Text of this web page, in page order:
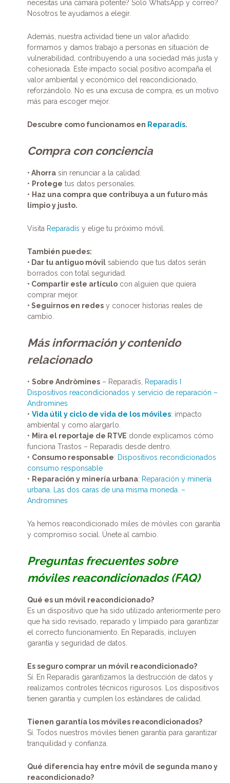
necesitas una cámara potente? Solo WhatsApp y correo?
Nosotros te ayudamos a elegir.
Además, nuestra actividad tiene un valor añadido:
formamos y damos trabajo a personas en situación de
vulnerabilidad, contribuyendo a una sociedad más justa y
cohesionada. Este impacto social positivo acompaña el
valor ambiental y económico del reacondicionado,
reforzándolo. No es una excusa de compra, es un motivo
más para escoger mejor.
Descubre como funcionamos en Reparadís.
Compra con conciencia
• Ahorrasin renunciar a la calidad.
• Protege tus datos personales.
• Haz una compra que contribuya a un futuro más
limpio y justo.
Visita Reparadís y elige tu próximo móvil.
También puedes:
• Dar tu antiguo móvilsabiendo que tus datos serán
borrados con total seguridad.
• Compartir este artículocon alguien que quiera
comprar mejor.
• Seguirnos en redesy conocer historias reales de
cambio.
Más información y contenido
relacionado
• Sobre Andròmines– Reparadís,
Reparadís I
Dispositivos reacondicionados y servicio de reparación –
Andromines
• Vida útil y ciclo de vida de los móviles: impacto
ambiental y como alargarlo.
• Mira el reportaje de RTVE donde explicamos cómo
funciona Trastos – Reparadís desde dentro.
• Consumo responsable: Dispositivos recondicionados
consumo responsable
• Reparación y minería urbana: Reparación y minería
urbana. Las dos caras de una misma moneda. –
Andromines
Ya hemos reacondicionado miles de móviles con garantía
y compromiso social. Únete al cambio.
Preguntas frecuentes sobre
móviles reacondicionados (FAQ)
Qué es un móvil reacondicionado?
Es un dispositivo que ha sido utilizado anteriormente pero
que ha sido revisado, reparado y limpiado para garantizar
el correcto funcionamiento. En Reparadís, incluyen
garantía y seguridad de datos.
Es seguro comprar un móvil reacondicionado?
Sí. En Reparadís garantizamos la destrucción de datos y
realizamos controles técnicos rigurosos. Los dispositivos
tienen garantía y cumplen los estándares de calidad.
Tienen garantía los móviles reacondicionados?
Sí. Todos nuestros móviles tienen garantía para garantizar
tranquilidad y confianza.
Qué diferencia hay entre móvil de segunda mano y
reacondicionado?